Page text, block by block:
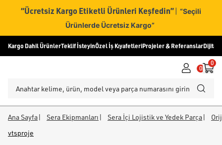
“Ücretsiz Kargo Etiketli Ürünleri Keşfedin” | “Seçili
Ürünlerde Ücretsiz Kargo”
Kargo Dahil ÜrünlerTeklif İsteyinÖzel İş KıyafetleriProjeler & ReferanslarDijital
0
0
Ana Sayfa| Sera Ekipmanları | Sera İçi Lojistik ve Yedek Parça|
vtsproje